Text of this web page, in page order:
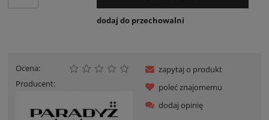
dodaj do przechowalni
Ocena:
Producent:
zapytaj o produkt
poleć znajomemu
dodaj opinię